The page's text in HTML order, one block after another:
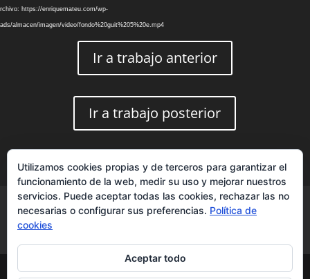
de
vídeo
https://enriquemateu.com/wp-
almacen/imagen/video/fondo%20guit%205%20e.mp4
Ir a trabajo anterior
Ir a trabajo posterior
Aviso Legal
Política de privacidad
Política de cookies
Sobre mí
Utilizamos cookies propias y de terceros para garantizar el
funcionamiento de la web, medir su uso y mejorar nuestros
servicios. Puede aceptar todas las cookies, rechazar las no
necesarias o configurar sus preferencias. Política de
cookies
Aceptar todo